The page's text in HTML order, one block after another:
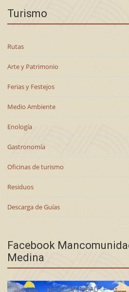
Turismo
Rutas
Arte y Patrimonio
Ferias y Festejos
Medio Ambiente
Enología
Gastronomía
Oficinas de turismo
Residuos
Descarga de Guías
Facebook
Medina